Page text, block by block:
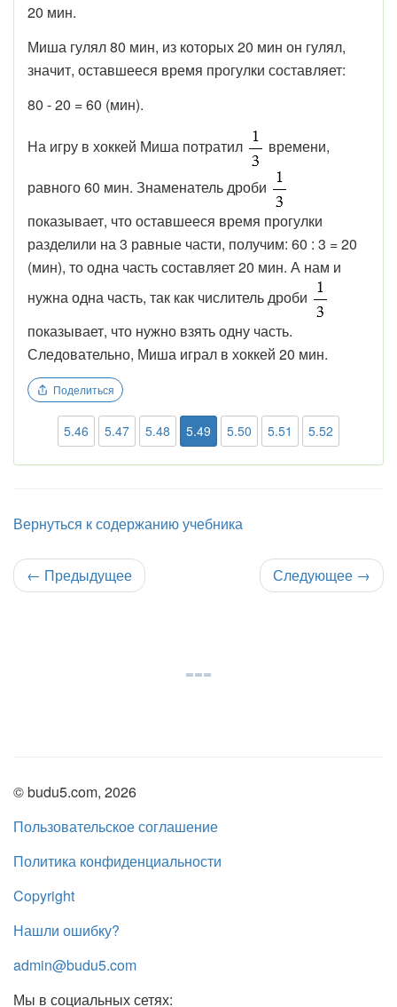
20 мин.
Миша гулял 80 мин, из которых 20 мин он гулял,
значит, оставшееся время прогулки составляет:
80 - 20 = 60 (мин).
На игру в хоккей Миша потратил
времени,
равного 60 мин. Знаменатель дроби
показывает, что оставшееся время прогулки
разделили на 3 равные части, получим: 60 : 3 = 20
(мин), то одна часть составляет 20 мин. А нам и
нужна одна часть, так как числитель дроби
показывает, что нужно взять одну часть.
Следовательно, Миша играл в хоккей 20 мин.
Поделиться
5.46 5.47 5.48 5.49 5.50 5.51 5.52
Вернуться к содержанию учебника
← Предыдущее Следующее →
© budu5.com, 2026
Пользовательское соглашение
Политика конфиденциальности
Copyright
Нашли ошибку?
admin@budu5.com
Мы в социальных сетях: